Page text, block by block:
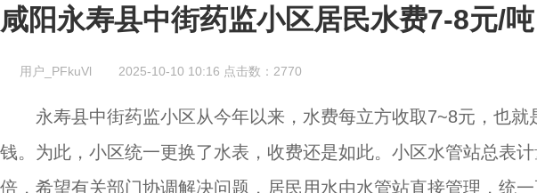
咸阳永寿县中街药监小区居民水费7-8元/
用户_PFkuVl 2025-10-10 10:16 点击数： 2770
永寿县中街药监小区从今年以来，水费每立方收取7~8元，也
钱。为此，小区统一更换了水表，收费还是如此。小区水管站总表
倍，希望有关部门协调解决问题，居民用水由水管站直接管理，统一